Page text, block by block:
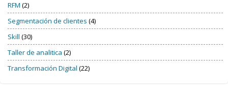
RFM (2)
Segmentación de clientes (4)
Skill (30)
Taller de analitica (2)
Transformación Digital (22)